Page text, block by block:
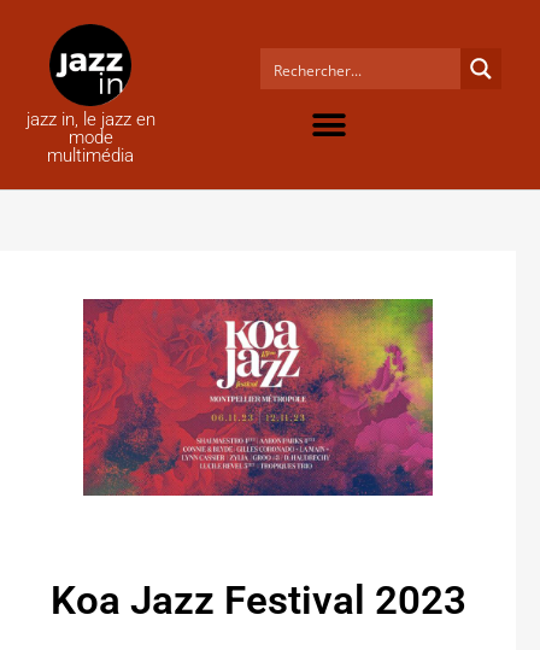
jazz in, le jazz en
mode
multimédia
Koa Jazz Festival 2023